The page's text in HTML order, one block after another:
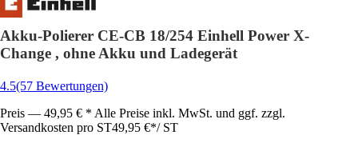
Akku-Polierer CE-CB 18/254 Einhell Power X-
Change , ohne Akku und Ladegerät
4.5(57 Bewertungen)
Preis — 49,95 € * Alle Preise inkl. MwSt. und ggf. zzgl.
Versandkosten pro ST49,95 €*/ ST